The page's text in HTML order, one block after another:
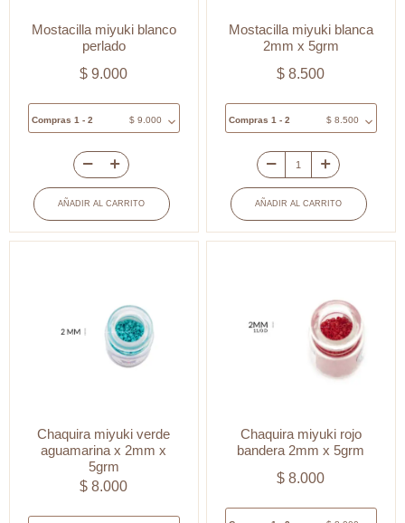
Mostacilla miyuki blanco
perlado
$ 9.000
Compras 1 - 2 $9.000
Mostacilla
miyuki
blanco
perlado
AÑADIR AL CARRITO
Mostacilla miyuki blanca
2mm x 5grm
$ 8.500
Compras 1 - 2 $8.500
Mostacilla
miyuki
blanca
2mm
AÑADIR AL CARRITO
Chaquira miyuki verde
aguamarina x 2mm x
5grm
$ 8.000
Chaquira miyuki rojo
bandera 2mm x 5grm
$ 8.000